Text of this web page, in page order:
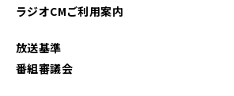
ラジオCMご利用案内
放送基準
番組審議会